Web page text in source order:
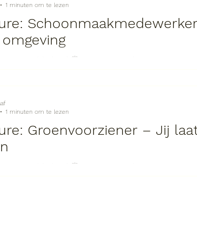
1 minuten om te lezen
Groenvoorziener – Jij
Regio Gelderland ⏰ Uren per week: 24–40 uur 💼
1 minuten om te lezen